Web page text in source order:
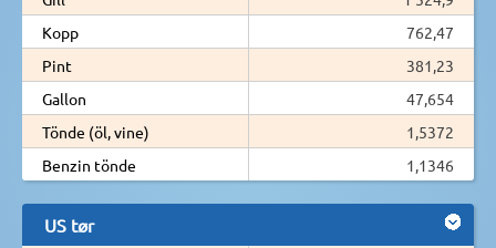
Kopp
762,47
Pint
381,23
Gallon
47,654
Tönde (öl, vine)
1,5372
Benzin tönde
1,1346
US tør